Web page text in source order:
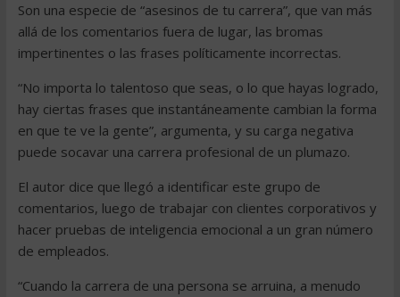
Son una especie de “asesinos de tu carrera”, que van más
allá de los comentarios fuera de lugar, las bromas
impertinentes o las frases políticamente incorrectas.
“No importa lo talentoso que seas, o lo que hayas logrado,
hay ciertas frases que instantáneamente cambian la forma
en que te ve la gente”, argumenta, y su carga negativa
puede socavar una carrera profesional de un plumazo.
El autor dice que llegó a identificar este grupo de
comentarios, luego de trabajar con clientes corporativos y
hacer pruebas de inteligencia emocional a un gran número
de empleados.
“Cuando la carrera de una persona se arruina, a menudo